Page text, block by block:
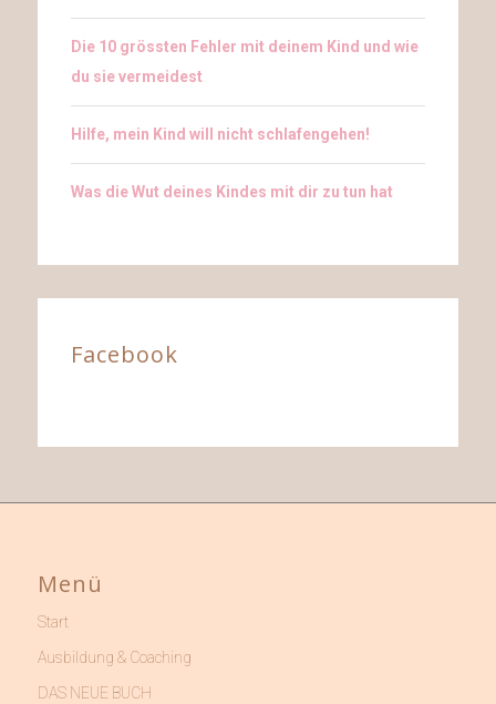
Die 10 grössten Fehler mit deinem Kind und wie
du sie vermeidest
Hilfe, mein Kind will nicht schlafengehen!
Was die Wut deines Kindes mit dir zu tun hat
Facebook
Menü
Start
Ausbildung & Coaching
DAS NEUE BUCH